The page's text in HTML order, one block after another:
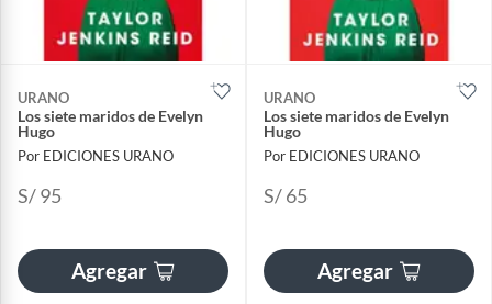
URANO
Los siete maridos de Evelyn
Hugo
Por EDICIONES URANO
S/ 95
Agregar
URANO
Los siete maridos de Evelyn
Hugo
Por EDICIONES URANO
S/ 65
Agregar